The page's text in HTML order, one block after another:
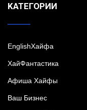
KАТЕГОРИИ
EnglishХайфа
XайФантастика
Афиша Хайфы
Ваш Бизнес